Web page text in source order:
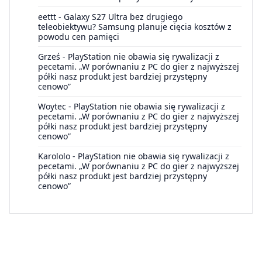
eettt - Galaxy S27 Ultra bez drugiego
teleobiektywu? Samsung planuje cięcia kosztów z
powodu cen pamięci
Grześ - PlayStation nie obawia się rywalizacji z
pecetami. „W porównaniu z PC do gier z najwyższej
półki nasz produkt jest bardziej przystępny
cenowo”
Woytec - PlayStation nie obawia się rywalizacji z
pecetami. „W porównaniu z PC do gier z najwyższej
półki nasz produkt jest bardziej przystępny
cenowo”
Karololo - PlayStation nie obawia się rywalizacji z
pecetami. „W porównaniu z PC do gier z najwyższej
półki nasz produkt jest bardziej przystępny
cenowo”